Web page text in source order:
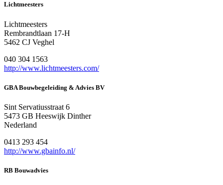
Lichtmeesters
Lichtmeesters
Rembrandtlaan 17-H
5462 CJ Veghel
040 304 1563
http://www.lichtmeesters.com/
GBA Bouwbegeleiding & Advies BV
Sint Servatiusstraat 6
5473 GB Heeswijk Dinther
Nederland
0413 293 454
http://www.gbainfo.nl/
RB Bouwadvies